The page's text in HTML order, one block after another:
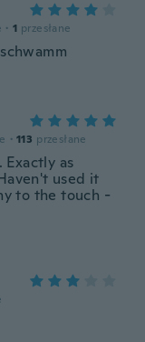
· 1 przesłane
· 113 przesłane
as
used it
to the touch -